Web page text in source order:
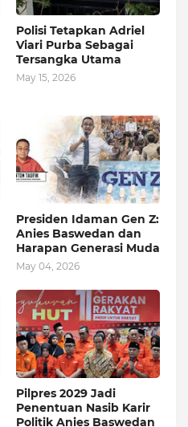
Polisi Tetapkan Adriel
Viari Purba Sebagai
Tersangka Utama
May 15, 2026
Presiden Idaman Gen Z:
Anies Baswedan dan
Harapan Generasi Muda
May 04, 2026
Pilpres 2029 Jadi
Penentuan Nasib Karir
Politik Anies Baswedan